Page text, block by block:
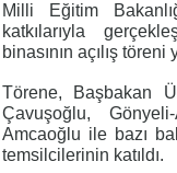
Milli Eğitim
katkılarıyla
binasının açılış töreni
Törene, Başbakan
Çavuşoğlu,
Amcaoğlu ile bazı
temsilcilerinin katıldı.